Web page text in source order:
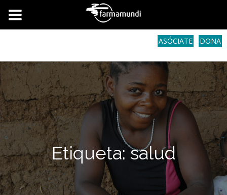
DONA
ASÓCIATE
Etiqueta: salud